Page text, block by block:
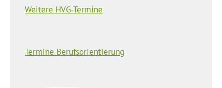
Weitere HVG-Termine
Termine Berufsorientierung